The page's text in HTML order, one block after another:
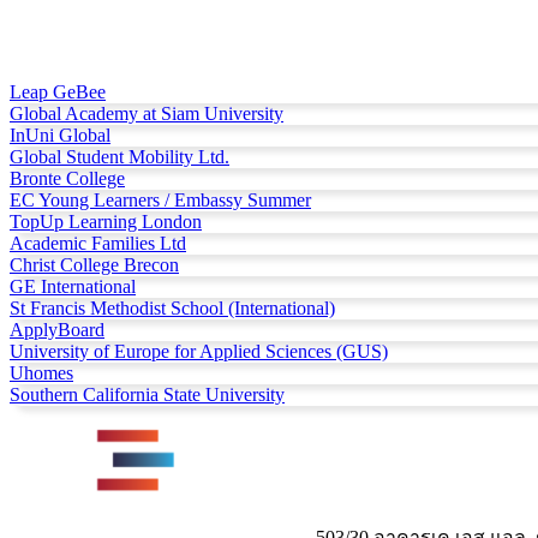
Leap GeBee
Global Academy at Siam University
InUni Global
Global Student Mobility Ltd.
Bronte College
EC Young Learners / Embassy Summer
TopUp Learning London
Academic Families Ltd
Christ College Brecon
GE International
St Francis Methodist School (International)
ApplyBoard
University of Europe for Applied Sciences (GUS)
Uhomes
Southern California State University